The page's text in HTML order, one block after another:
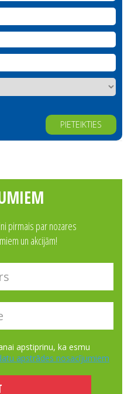
pirmais par nozares
un akcijām!
apstiprinu, ka esmu
apstrādes nosacījumiem